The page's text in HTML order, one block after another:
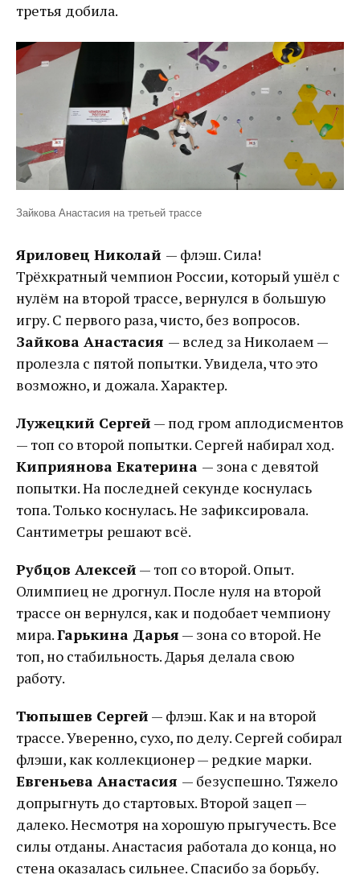
третья добила.
Зайкова Анастасия на третьей трассе
Яриловец Николай — флэш. Сила!
Трёхкратный чемпион России, который ушёл с
нулём на второй трассе, вернулся в большую
игру. С первого раза, чисто, без вопросов.
Зайкова Анастасия — вслед за Николаем —
пролезла с пятой попытки. Увидела, что это
возможно, и дожала. Характер.
Лужецкий Сергей — под гром аплодисментов
— топ со второй попытки. Сергей набирал ход.
Киприянова Екатерина — зона с девятой
попытки. На последней секунде коснулась
топа. Только коснулась. Не зафиксировала.
Сантиметры решают всё.
Рубцов Алексей — топ со второй. Опыт.
Олимпиец не дрогнул. После нуля на второй
трассе он вернулся, как и подобает чемпиону
мира.Гарькина Дарья — зона со второй. Не
топ, но стабильность. Дарья делала свою
работу.
Тюпышев Сергей — флэш. Как и на второй
трассе. Уверенно, сухо, по делу. Сергей собирал
флэши, как коллекционер — редкие марки.
Евгеньева Анастасия — безуспешно. Тяжело
допрыгнуть до стартовых. Второй зацеп —
далеко. Несмотря на хорошую прыгучесть. Все
силы отданы. Анастасия работала до конца, но
стена оказалась сильнее. Спасибо за борьбу.